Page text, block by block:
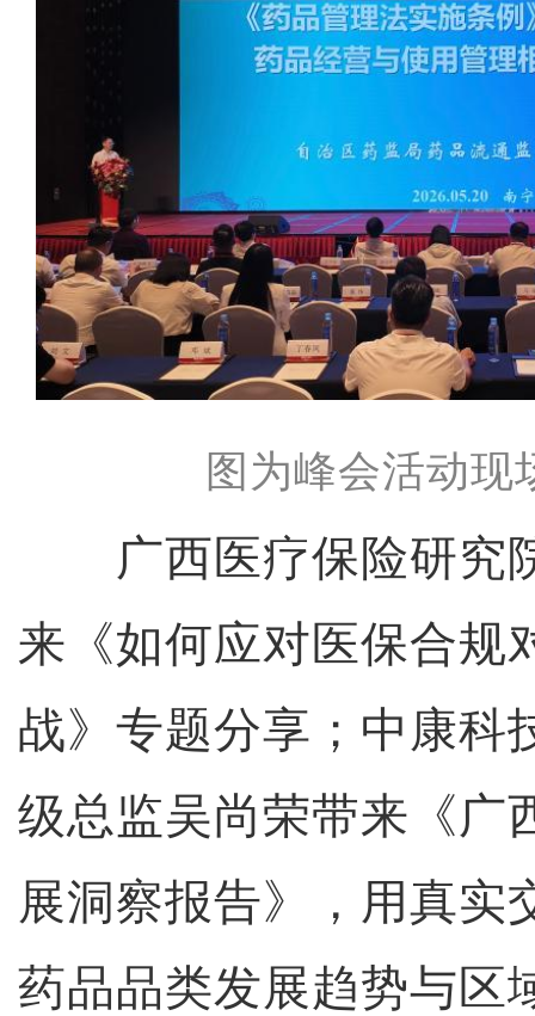
图为峰会活动现
广西医疗保险研究
来《如何应对医保合规
战》专题分享；中康科
级总监吴尚荣带来《广
展洞察报告》，用真实
药品品类发展趋势与区